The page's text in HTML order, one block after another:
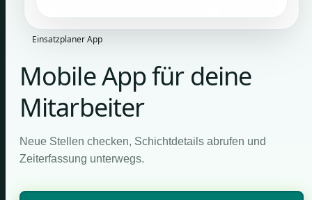
Einsatzplaner App
Mobile App für deine
Mitarbeiter
Neue Stellen checken, Schichtdetails abrufen und
Zeiterfassung unterwegs.